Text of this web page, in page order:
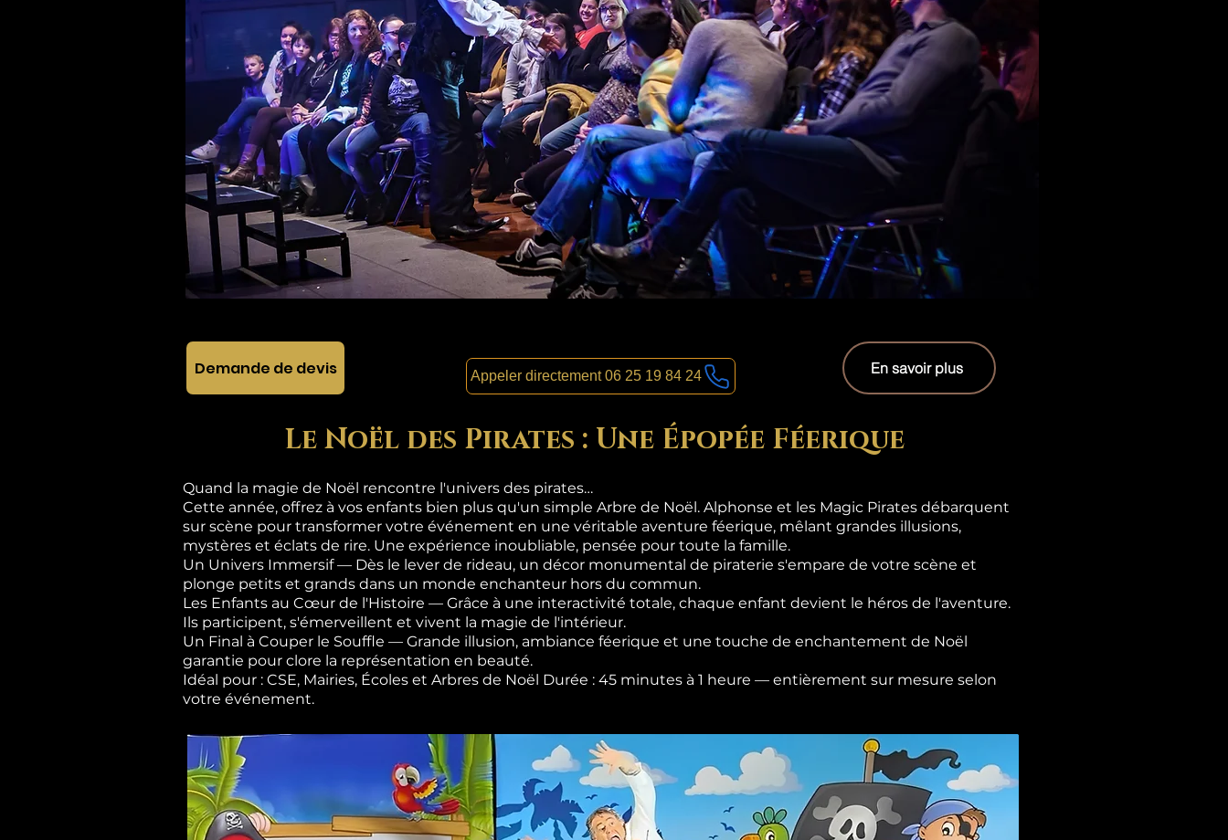
Demande de devis Appeler directement 06 25 19 84 24 En savoir plus
Le Noël des Pirates : Une Épopée Féerique
Quand la magie de Noël rencontre l'univers des pirates…
Cette année, offrez à vos enfants bien plus qu'un simple Arbre de Noël. Alphonse et les Magic Pirates débarquent
sur scène pour transformer votre événement en une véritable aventure féerique, mêlant grandes illusions,
mystères et éclats de rire. Une expérience inoubliable, pensée pour toute la famille.
Un Univers Immersif — Dès le lever de rideau, un décor monumental de piraterie s'empare de votre scène et
plonge petits et grands dans un monde enchanteur hors du commun.
Les Enfants au Cœur de l'Histoire — Grâce à une interactivité totale, chaque enfant devient le héros de l'aventure.
Ils participent, s'émerveillent et vivent la magie de l'intérieur.
Un Final à Couper le Souffle — Grande illusion, ambiance féerique et une touche de enchantement de Noël
garantie pour clore la représentation en beauté.
Idéal pour : CSE, Mairies, Écoles et Arbres de Noël Durée : 45 minutes à 1 heure — entièrement sur mesure selon
votre événement.